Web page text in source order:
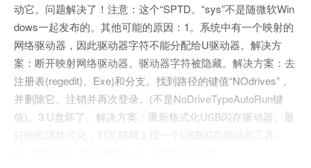
动它。问题解决了！注意：这个“SPTD。“sys”不是随微软Win
dows一起发布的。其他可能的原因：1。系统中有一个映射的
网络驱动器，因此驱动器字符不能分配给U驱动器。解决方
案：断开映射网络驱动器。驱动器字符被隐藏。解决方案：去
注册表(regedit)。Exe)和分支。找到路径的键值“NOdrives”，
并删除它。注销并再次登录。(不是NoDriveTypeAutoRun键
值)。3.U盘坏了。解决方案：重新格式化USB闪存驱动器。最
好的低级格式化，到互联网上找一个USB闪存驱动器工具。